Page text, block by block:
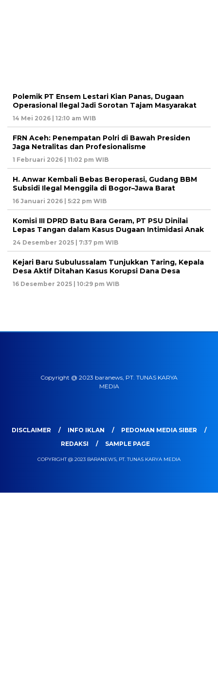
Polemik PT Ensem Lestari Kian Panas, Dugaan
Operasional Ilegal Jadi Sorotan Tajam Masyarakat
14 Mei 2026 | 12:10 am WIB
FRN Aceh: Penempatan Polri di Bawah Presiden
Jaga Netralitas dan Profesionalisme
1 Februari 2026 | 11:02 pm WIB
H. Anwar Kembali Bebas Beroperasi, Gudang BBM
Subsidi Ilegal Menggila di Bogor–Jawa Barat
16 Januari 2026 | 5:22 pm WIB
Komisi III DPRD Batu Bara Geram, PT PSU Dinilai
Lepas Tangan dalam Kasus Dugaan Intimidasi Anak
24 Desember 2025 | 7:37 pm WIB
Kejari Baru Subulussalam Tunjukkan Taring, Kepala
Desa Aktif Ditahan Kasus Korupsi Dana Desa
16 Desember 2025 | 10:29 pm WIB
Copyright @ 2023 baranews, PT. TUNAS KARYA
MEDIA
DISCLAIMER INFO IKLAN
PEDOMAN MEDIA SIBER
REDAKSI
SAMPLE PAGE
COPYRIGHT @ 2023 BARANEWS, PT. TUNAS KARYA MEDIA